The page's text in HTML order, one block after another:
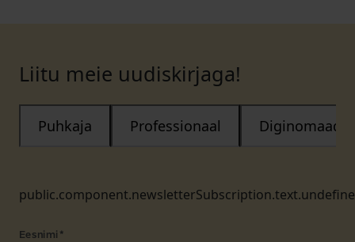
Liitu meie uudiskirjaga!
Puhkaja Professionaal Diginomaad
Eesnimi *